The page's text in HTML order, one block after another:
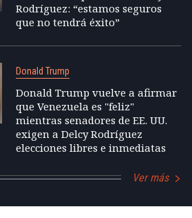
Rodríguez: “estamos seguros
que no tendrá éxito”
Donald Trump
Donald Trump vuelve a afirmar
que Venezuela es "feliz"
mientras senadores de EE. UU.
exigen a Delcy Rodríguez
elecciones libres e inmediatas
Ver más